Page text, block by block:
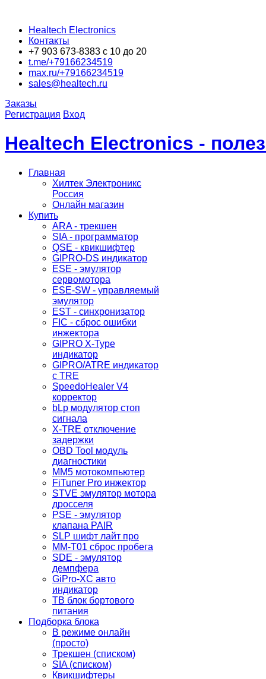
Healtech Electronics
Контакты
+7 903 673-8383 с 10 до 20
t.me/+79166234519
max.ru/+79166234519
sales@healtech.ru
Заказы
Регистрация Вход
Healtech Electronics -
Главная
Хилтек Электроникс
Россия
Онлайн магазин
Купить
ARA - трекшен
SIA - программатор
QSE - квикшифтер
GIPRO-DS индикатор
ESE - эмулятор
сервомотора
ESE-SW - управляемый
эмулятор
EST - синхронизатор
FIC - сброс ошибки
инжектора
GIPRO X-Type
индикатор
GIPRO/ATRE индикатор
с TRE
SpeedoHealer V4
корректор
bLp модулятор стоп
сигнала
X-TRE отключение
задержки
OBD Tool модуль
диагностики
MM5 мотокомпьютер
FiTuner Pro инжектор
STVE эмулятор мотора
дросселя
PSE - эмулятор
клапана PAIR
SLP шифт лайт про
MM-T01 сброс пробега
SDE - эмулятор
демпфера
GiPro-XC авто
индикатор
TB блок бортового
питания
Подборка блока
В режиме онлайн
(просто)
Трекшен (списком)
SIA (списком)
Квикшифтеры